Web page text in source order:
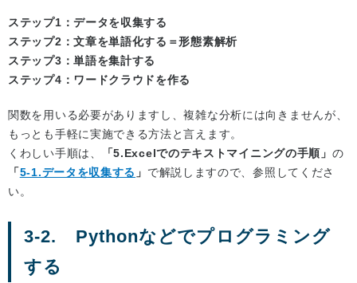
ステップ1：データを収集する
ステップ2：文章を単語化する＝形態素解析
ステップ3：単語を集計する
ステップ4：ワードクラウドを作る
関数を用いる必要がありますし、複雑な分析には向きませんが、
もっとも手軽に実施できる方法と言えます。
くわしい手順は、
「5.Excelでのテキストマイニングの手順」 の
「5-1.データを収集する 」 で解説しますので、参照してくださ
い。
3-2. Pythonなどでプログラミング
する